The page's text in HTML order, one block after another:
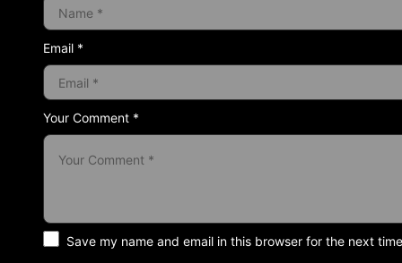
Your Comment *
Email *
Save my name and email in this browser for the next